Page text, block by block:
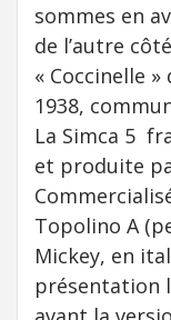
sommes en
de l’autre
« Coccinelle
1938,
La Simca 5
et produite
Topolino A
Mickey, en
présentation